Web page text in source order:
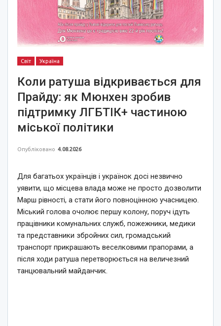
Світ Україна
Коли ратуша відкривається для
Прайду: як Мюнхен зробив
підтримку ЛГБТІК+ частиною
міської політики
Опубліковано 4.08.2026
Для багатьох українців і українок досі незвично
уявити, що місцева влада може не просто дозволити
Марш рівності, а стати його повноцінною учасницею.
Міський голова очолює першу колону, поруч ідуть
працівники комунальних служб, пожежники, медики
та представники збройних сил, громадський
транспорт прикрашають веселковими прапорами, а
після ходи ратуша перетворюється на величезний
танцювальний майданчик.